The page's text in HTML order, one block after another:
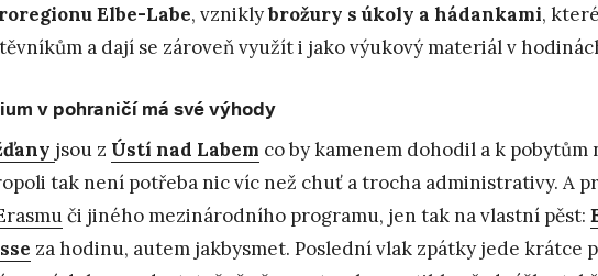
Elbe-Labe, vzniklybrožury s úkoly a hádankami,
a dají se zároveň využít i jako výukový materiál v
v pohraničí má své výhody
jsou z Ústí nad Labem co by kamenem dohodil a k
tak není potřeba nic víc než chuť a trocha administrativy. A
či jiného mezinárodního programu, jen tak na vlastní pěst:
za hodinu, autem jakbysmet. Poslední vlak zpátky jede krátce